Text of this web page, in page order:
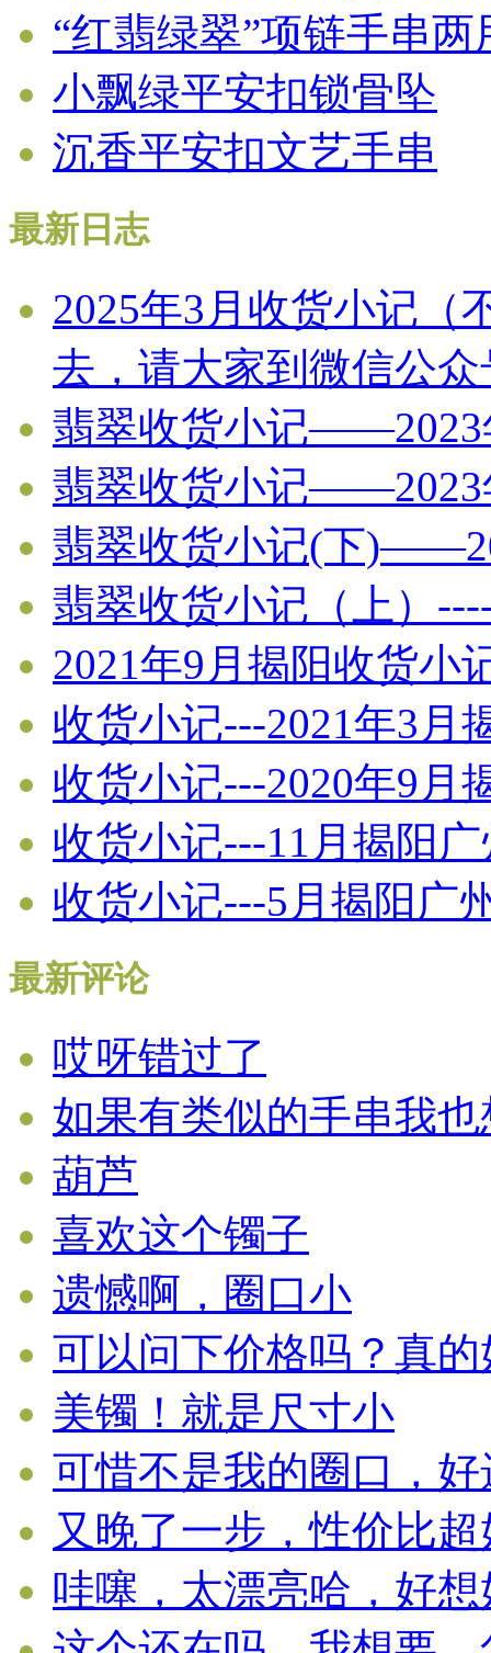
“红翡绿翠”项链手串
小飘绿平安扣锁骨坠
沉香平安扣文艺手串
最新日志
2025年3月收货小记（
去，请大家到微信公
翡翠收货小记——2023
翡翠收货小记——2023
翡翠收货小记(下
翡翠收货小记（上）
2021年9月揭阳收货小
收货小记---2021年3月
收货小记---2020年9月
收货小记---11月揭阳
收货小记---5月揭阳广
最新评论
哎呀错过了
如果有类似的手串我也
葫芦
喜欢这个镯子
遗憾啊，圈口小
可以问下价格吗？真的
美镯！就是尺寸小
可惜不是我的圈口，好
又晚了一步，性价比超
哇噻，太漂亮哈，好想